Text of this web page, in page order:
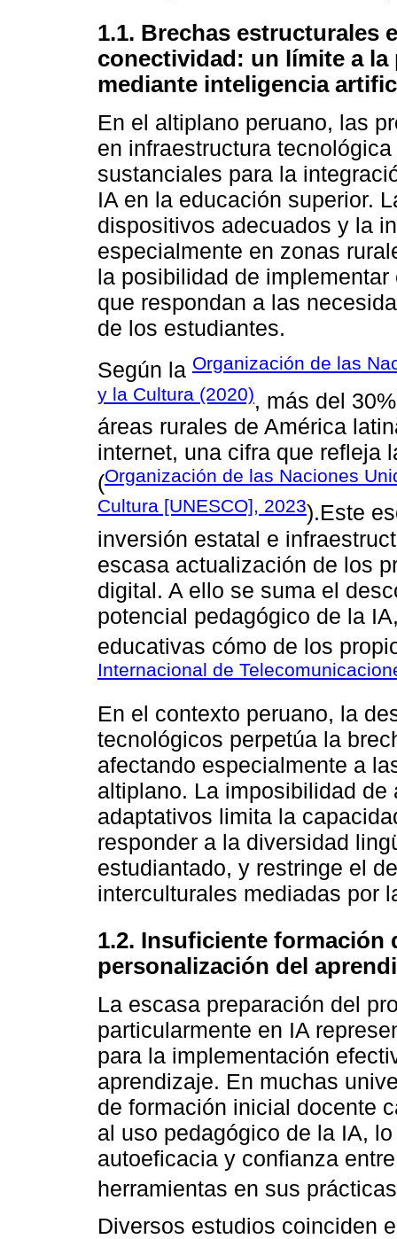
1.1. Brechas estructurales
conectividad: un límite a
mediante inteligencia
En el altiplano peruano, las
en infraestructura
sustanciales para la
IA en la educación superior.
dispositivos adecuados y la
especialmente en zonas
la posibilidad de
que respondan a las
de los estudiantes.
Según la Organización de las
y la Cultura (2020), más del
áreas rurales de América
internet, una cifra que refleja
(Organización de las Naciones
Cultura [UNESCO], 2023).Este
inversión estatal e
escasa actualización de los
digital. A ello se suma el
potencial pedagógico de la
educativas cómo de los
Internacional de
En el contexto peruano, la
tecnológicos perpetúa la
afectando especialmente a
altiplano. La imposibilidad
adaptativos limita la
responder a la diversidad
estudiantado, y restringe el
interculturales mediadas por
1.2. Insuficiente formación
personalización del
La escasa preparación del
particularmente en IA
para la implementación
aprendizaje. En muchas
de formación inicial docente
al uso pedagógico de la IA,
autoeficacia y confianza
herramientas en sus
Diversos estudios coinciden